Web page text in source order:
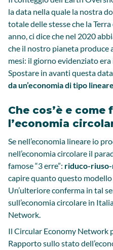
la data nella quale la nostra
totale delle stesse che la
anno, ci dice che nel 2020
che il nostro pianeta produce
mesi: il giorno evidenziato
Spostare in avanti questa
da un’economia di tipo
Che cos’è e come
l’economia
Se nell’economia lineare io
nell’economia circolare il
famose “3 erre”: riduco-
capire quanto questo
Un’ulteriore conferma in tal
sull’economia circolare in
Network.
Il Circular Economy Network
Rapporto sullo stato